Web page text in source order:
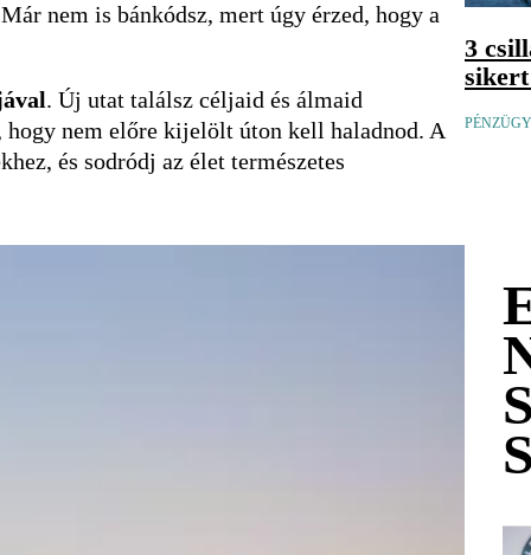
nem is bánkódsz, mert úgy érzed, hogy a
. Új utat találsz céljaid és álmaid
hogy nem előre kijelölt úton kell haladnod. A
és sodródj az élet természetes
3
sikert